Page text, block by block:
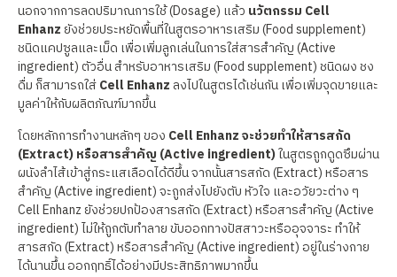
นอกจากการลดปริมาณการใช้ (Dosage) แล้ว นวัตกรรม Cell
Enhanz ยังช่วยประหยัดพื้นที่ในสูตรอาหารเสริม (Food supplement)
ชนิดแคปซูลและเม็ด เพื่อเพิ่มลูกเล่นในการใส่สารสำคัญ (Active
ingredient) ตัวอื่น สำหรับอาหารเสริม (Food supplement) ชนิดผง ชง
ดื่ม ก็สามารถใส่Cell Enhanzลงไปในสูตรได้เช่นกัน เพื่อเพิ่มจุดขายและ
มูลค่าให้กับผลิตภัณฑ์มากขึ้น
โดยหลักการทำงานหลักๆ ของ Cell Enhanz จะช่วยทำให้สารสกัด
(Extract) หรือสารสำคัญ (Active ingredient)ในสูตรถูกดูดซึมผ่าน
ผนังลำไส้เข้าสู่กระแสเลือดได้ดีขึ้น จากนั้นสารสกัด (Extract) หรือสาร
สำคัญ (Active ingredient) จะถูกส่งไปยังตับ หัวใจ และอวัยวะต่าง ๆ
Cell Enhanz ยังช่วยปกป้องสารสกัด (Extract) หรือสารสำคัญ (Active
ingredient) ไม่ให้ถูกตับทำลาย ขับออกทางปัสสาวะหรืออุจจาระ ทำให้
สารสกัด (Extract) หรือสารสำคัญ (Active ingredient) อยู่ในร่างกาย
ได้นานขึ้น ออกฤทธิ์ได้อย่างมีประสิทธิภาพมากขึ้น